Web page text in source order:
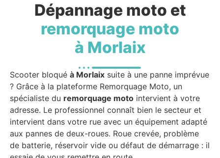
Dépannage moto et
remorquage moto
à Morlaix
Scooter bloqué à Morlaix suite à une panne imprévue
? Grâce à la plateforme Remorquage Moto, un
spécialiste du remorquage moto intervient à votre
adresse. Le professionnel connaît bien le secteur et
intervient dans votre rue avec un équipement adapté
aux pannes de deux-roues. Roue crevée, problème
de batterie, réservoir vide ou défaut de démarrage : il